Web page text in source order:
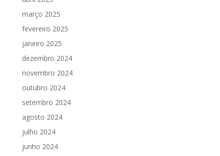
março 2025
fevereiro 2025
janeiro 2025
dezembro 2024
novembro 2024
outubro 2024
setembro 2024
agosto 2024
julho 2024
junho 2024